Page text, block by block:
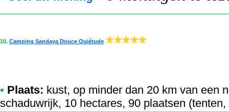
10. Camping Sandaya Douce Quiétude
• Plaats: kust, op minder dan 20 km van een
schaduwrijk, 10 hectares, 90 plaatsen